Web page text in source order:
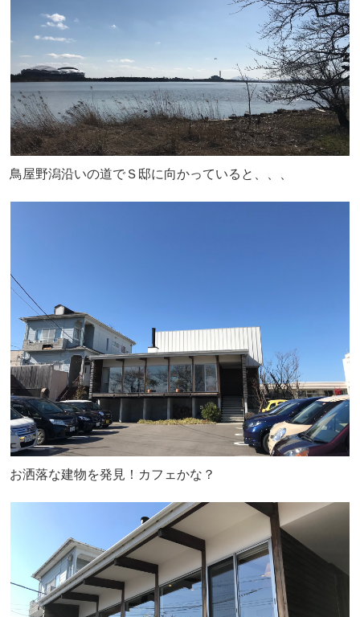
鳥屋野潟沿いの道でＳ邸に向かっていると、、、
お洒落な建物を発見！カフェかな？